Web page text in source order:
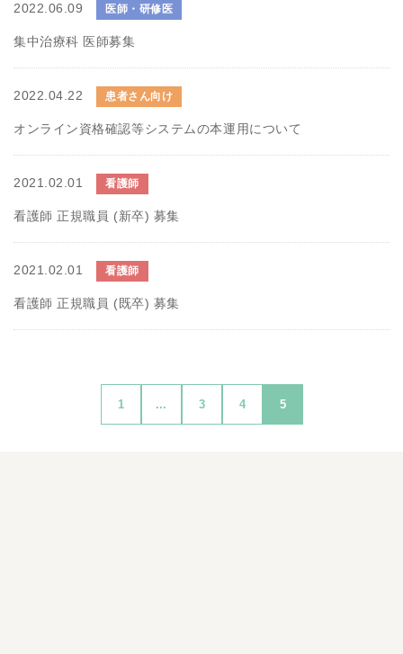
2022.06.09 医師・研修医
集中治療科 医師募集
2022.04.22 患者さん向け
オンライン資格確認等システムの本運用について
2021.02.01 看護師
看護師 正規職員 (新卒) 募集
2021.02.01 看護師
看護師 正規職員 (既卒) 募集
1 ... 3 4 5